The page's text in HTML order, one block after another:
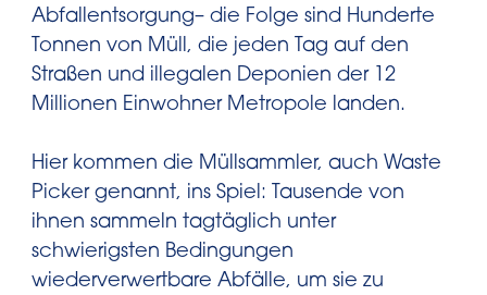
Abfallentsorgung– die Folge sind Hunderte
Tonnen von Müll, die jeden Tag auf den
Straßen und illegalen Deponien der 12
Millionen Einwohner Metropole landen.
Hier kommen die Müllsammler, auch Waste
Picker genannt, ins Spiel: Tausende von
ihnen sammeln tagtäglich unter
schwierigsten Bedingungen
wiederverwertbare Abfälle, um sie zu